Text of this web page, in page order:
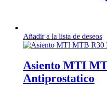
Añadir a la lista de deseos
Asiento MTI
Antiprostatico